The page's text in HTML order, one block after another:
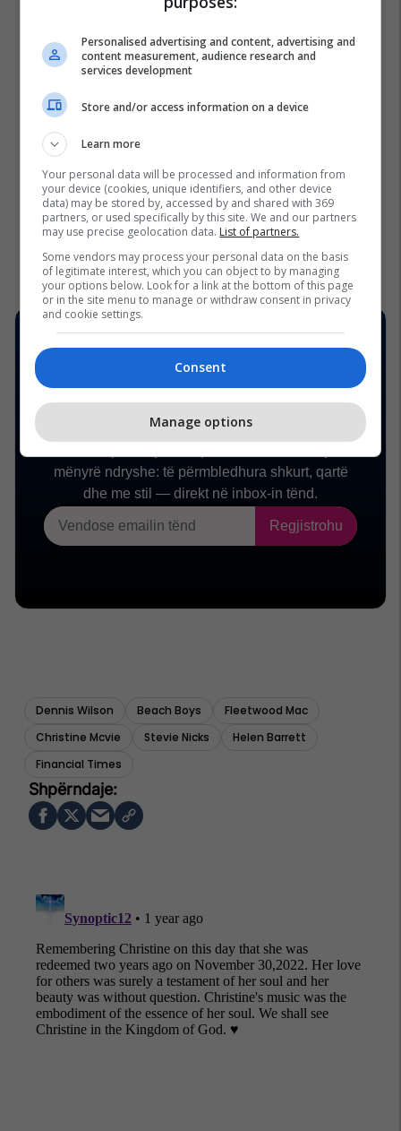
Dennis Wilson Beach Boys
Fleetwood Mac
Christine Mcvie
Stevie Nicks
Helen Barrett
Financial Times
Personalised advertising and content, advertising and
content measurement, audience research and
services development
Store and/or access information on a device
Learn more
Your personal data will be processed and information from
your device (cookies, unique identifiers, and other device
data) may be stored by, accessed by and shared with 369
partners, or used specifically by this site. We and our partners
may use precise geolocation data. List of partners.
Some vendors may process your personal data on the basis
of legitimate interest, which you can object to by managing
your options below. Look for a link at the bottom of this page
or in the site menu to manage or withdraw consent in privacy
and cookie settings.
Consent
Manage options